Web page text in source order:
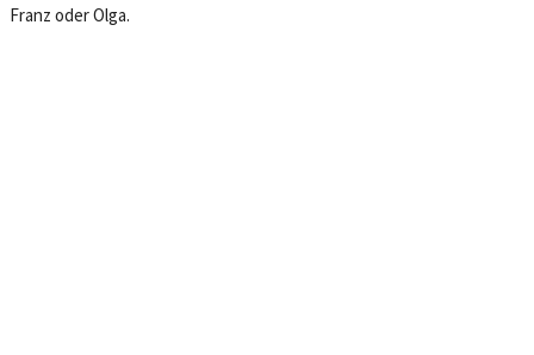
Franz oder Olga.